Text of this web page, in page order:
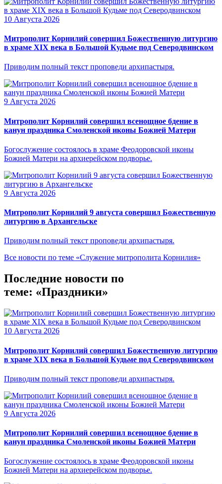
10 Августа 2026
Митрополит Корнилий совершил Божественную литургию
в храме XIX века в Большой Кудьме под Северодвинском
Приводим полный текст проповеди архипастыря.
9 Августа 2026
Митрополит Корнилий совершил всенощное бдение в
канун праздника Смоленской иконы Божией Матери
Богослужение состоялось в храме Феодоровской иконы
Божией Матери на архиерейском подворье.
9 Августа 2026
Митрополит Корнилий 9 августа совершил Божественную
литургию в Архангельске
Приводим полный текст проповеди архипастыря.
Все новости по теме «Служение митрополита Корнилия»
Последние новости по
теме: «Праздники»
10 Августа 2026
Митрополит Корнилий совершил Божественную литургию
в храме XIX века в Большой Кудьме под Северодвинском
Приводим полный текст проповеди архипастыря.
9 Августа 2026
Митрополит Корнилий совершил всенощное бдение в
канун праздника Смоленской иконы Божией Матери
Богослужение состоялось в храме Феодоровской иконы
Божией Матери на архиерейском подворье.